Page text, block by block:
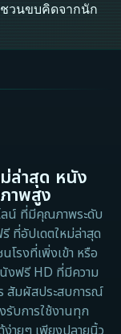
วนขบคิดจากนัก
ล่าสุด หนัง
าพสูง
น์ ที่มีคุณภาพระดับ
ที่อัปเดตใหม่ล่าสุด
โรงที่เพิ่งเข้า หรือ
งฟรี HD ที่มีความ
สัมผัสประสบการณ์
รับการใช้งานทุก